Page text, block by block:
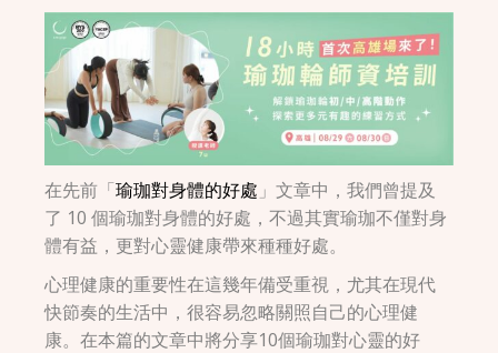
在先前「瑜珈對身體的好處 」文章中，我們曾提及
了 10 個瑜珈對身體的好處，不過其實瑜珈不僅對身
體有益，更對心靈健康帶來種種好處。
心理健康的重要性在這幾年備受重視，尤其在現代
快節奏的生活中，很容易忽略關照自己的心理健
康。在本篇的文章中將分享10個瑜珈對心靈的好